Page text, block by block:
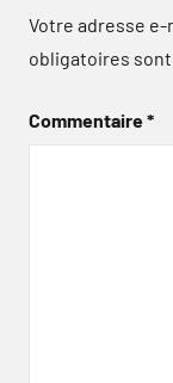
Votre adresse e-
obligatoires
Commentaire*